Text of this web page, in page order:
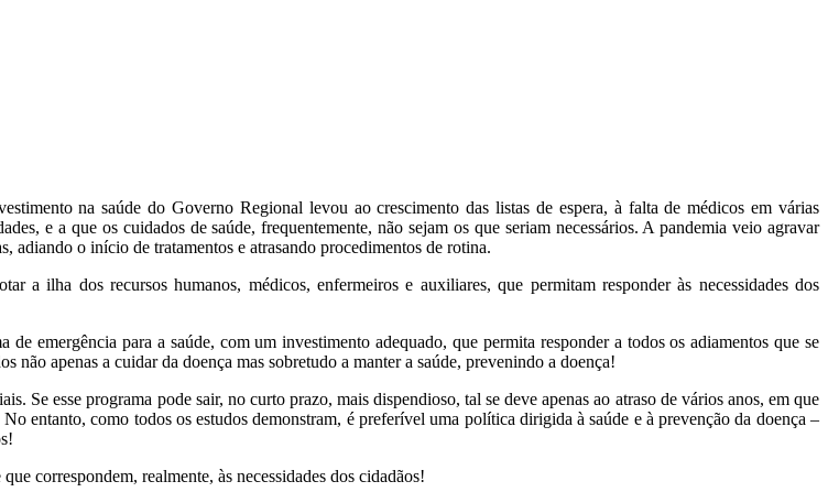
na saúde do Governo Regional levou ao crescimento das listas de espera, à falta de médicos em várias
e a que os cuidados de saúde, frequentemente, não sejam os que seriam necessários. A pandemia veio agravar
adiando o início de tratamentos e atrasando procedimentos de rotina.
a ilha dos recursos humanos, médicos, enfermeiros e auxiliares, que permitam responder às necessidades dos
emergência para a saúde, com um investimento adequado, que permita responder a todos os adiamentos que se
apenas a cuidar da doença mas sobretudo a manter a saúde, prevenindo a doença!
Se esse programa pode sair, no curto prazo, mais dispendioso, tal se deve apenas ao atraso de vários anos, em que
entanto, como todos os estudos demonstram, é preferível uma política dirigida à saúde e à prevenção da doença –
correspondem, realmente, às necessidades dos cidadãos!